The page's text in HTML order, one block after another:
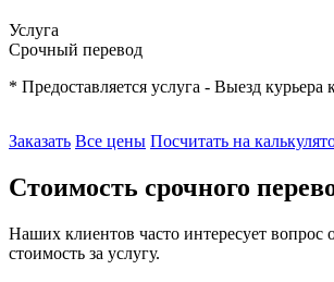
Услуга
Срочный перевод
* Предоставляется услуга - Выезд курьера
Заказать Все цены Посчитать на
Стоимость срочного
Наших клиентов часто интересует вопрос
стоимость за услугу.